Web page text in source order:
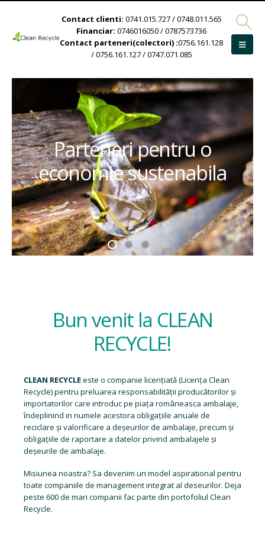
Contact clienti: 0741.015.727 / 0748.011.565
Financiar: 0746016050 / 0787573736
Contact parteneri(colectori) :0756.161.128
/ 0756.161.127 / 0747.071.085
Parteneri pentru o
economie sustenabila
Bun venit la CLEAN
RECYCLE!
CLEAN RECYCLEeste o companie licențiată (Licența Clean
Recycle) pentru preluarea responsabilității producătorilor și
importatorilor care introduc pe piața româneasca ambalaje,
îndeplinind in numele acestora obligațiile anuale de
reciclare și valorificare a deșeurilor de ambalaje, precum și
obligațiile de raportare a datelor privind ambalajele și
deșeurile de ambalaje.
Misiunea noastra? Sa devenim un model aspirational pentru
toate companiile de management integrat al deseurilor. Deja
peste 600 de mari companii fac parte din portofoliul Clean
Recycle.